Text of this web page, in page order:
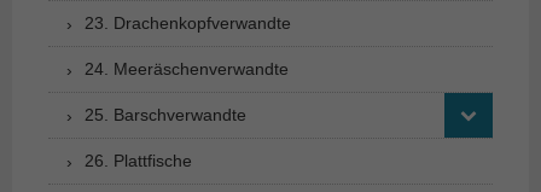
23. Drachenkopfverwandte
24. Meeräschenverwandte
25. Barschverwandte
26. Plattfische